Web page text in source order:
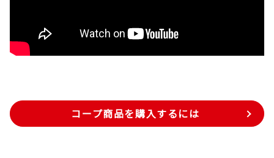
コープ商品を購入するには